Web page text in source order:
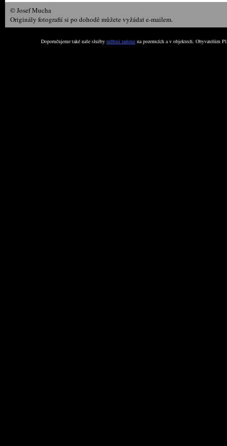
© Josef Mucha
Originály fotografií si po dohodě můžete vyžádat e-mailem.
Doporučujeme také naše služby měření radonu na pozemcích a v objektech. Obyvatelům